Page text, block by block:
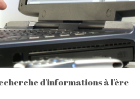
d'informations à l'ère